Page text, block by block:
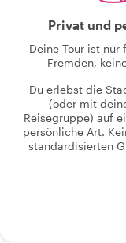
Privat und
Deine Tour ist nur
Fremden,
Du erlebst die
(oder mit
Reisegruppe) auf
persönliche Art.
standardisierten